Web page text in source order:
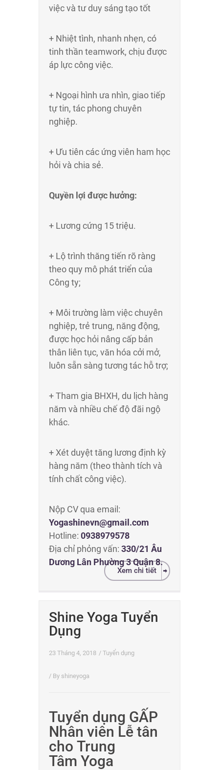
việc và tư duy sáng tạo tốt
+ Nhiệt tình, nhanh nhẹn, có
tinh thần teamwork, chịu được
áp lực công việc.
+ Ngoại hình ưa nhìn, giao tiếp
tự tin, tác phong chuyên
nghiệp.
+ Ưu tiên các ứng viên ham học
hỏi và chia sẻ.
Quyền lợi được hưởng:
+ Lương cứng 15 triệu.
+ Lộ trình thăng tiến rõ ràng
theo quy mô phát triển của
Công ty;
+ Môi trường làm việc chuyên
nghiệp, trẻ trung, năng động,
được học hỏi nâng cấp bản
thân liên tục, văn hóa cởi mở,
luôn sẵn sàng tương tác hỗ trợ;
+ Tham gia BHXH, du lịch hàng
năm và nhiều chế độ đãi ngộ
khác.
+ Xét duyệt tăng lương định kỳ
hàng năm (theo thành tích và
tính chất công việc).
Nộp CV qua email:
Yogashinevn@gmail.com
Hotline: 0938979578
Địa chỉ phỏng vấn: 330/21 Âu
Dương Lân Phường 3 Quận 8.
Xem chi tiết
Shine Yoga Tuyển
Dụng
23 Tháng 4, 2018 / Tuyển dụng
/ By shineyoga
Tuyển dụng GẤP
Nhân viên Lễ tân
cho Trung
Tâm Yoga